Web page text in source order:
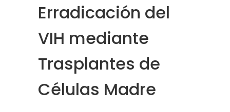
Erradicación del
VIH mediante
Trasplantes de
Células Madre